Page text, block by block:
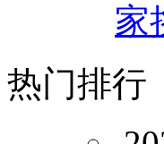
家
热门排行